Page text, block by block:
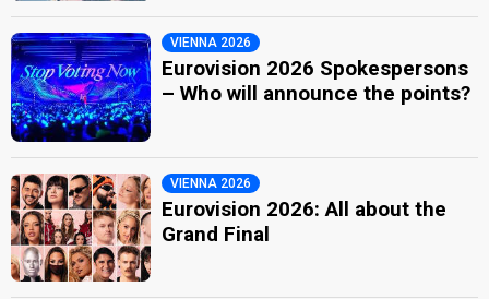
VIENNA 2026
Eurovision 2026 Spokespersons
– Who will announce the points?
VIENNA 2026
Eurovision 2026: All about the
Grand Final